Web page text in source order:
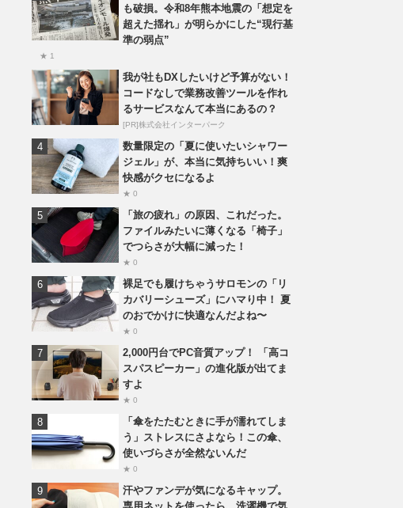
も破損。令和8年熊本地震の「想定を
超えた揺れ」が明らかにした“現行基
準の弱点”
★ 1
我が社もDXしたいけど予算がない！
コードなしで業務改善ツールを作れ
るサービスなんて本当にあるの？
[PR]株式会社インターパーク
数量限定の「夏に使いたいシャワー
ジェル」が、本当に気持ちいい！爽
快感がクセになるよ
★ 0
「旅の疲れ」の原因、これだった。
ファイルみたいに薄くなる「椅子」
でつらさが大幅に減った！
★ 0
裸足でも履けちゃうサロモンの「リ
カバリーシューズ」にハマり中！ 夏
のおでかけに快適なんだよね〜
★ 0
2,000円台でPC音質アップ！ 「高コ
スパスピーカー」の進化版が出てま
すよ
★ 0
「傘をたたむときに手が濡れてしま
う」ストレスにさよなら！この傘、
使いづらさが全然ないんだ
★ 0
汗やファンデが気になるキャップ。